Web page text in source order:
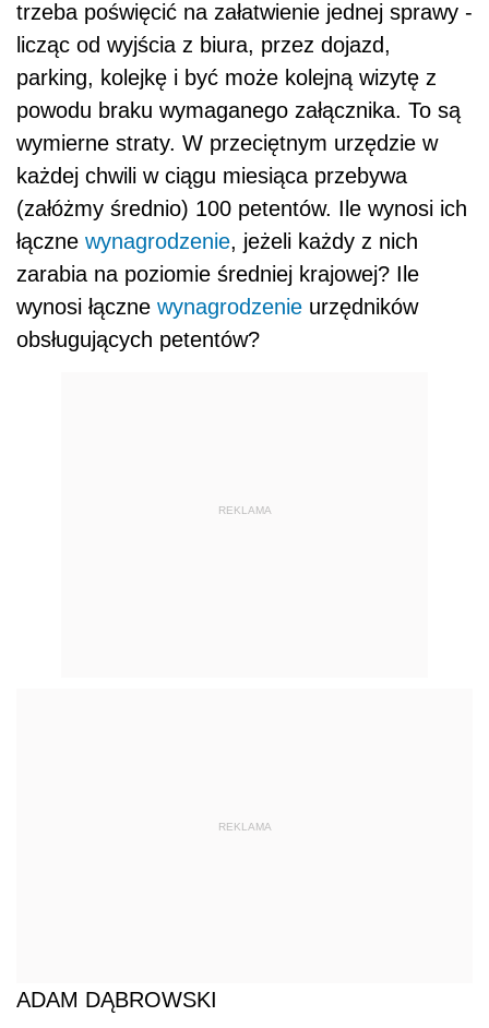
trzeba poświęcić na załatwienie jednej sprawy -
licząc od wyjścia z biura, przez dojazd,
parking, kolejkę i być może kolejną wizytę z
powodu braku wymaganego załącznika. To są
wymierne straty. W przeciętnym urzędzie w
każdej chwili w ciągu miesiąca przebywa
(załóżmy średnio) 100 petentów. Ile wynosi ich
łączne wynagrodzenie, jeżeli każdy z nich
zarabia na poziomie średniej krajowej? Ile
wynosi łączne wynagrodzenie urzędników
obsługujących petentów?
REKLAMA
REKLAMA
ADAM DĄBROWSKI